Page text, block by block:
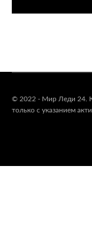
© 2022 - Мир Леди 24.
только с указанием